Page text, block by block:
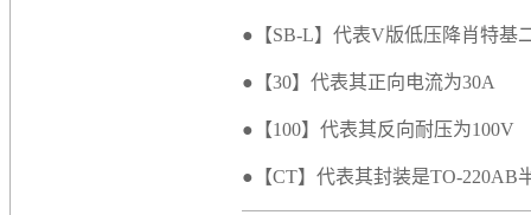
●【SB-L】代表V版低压降肖特基
●【30】代表其正向电流为30A
●【100】代表其反向耐压为100V
●【CT】代表其封装是TO-220AB